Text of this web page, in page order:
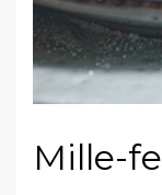
Mille-